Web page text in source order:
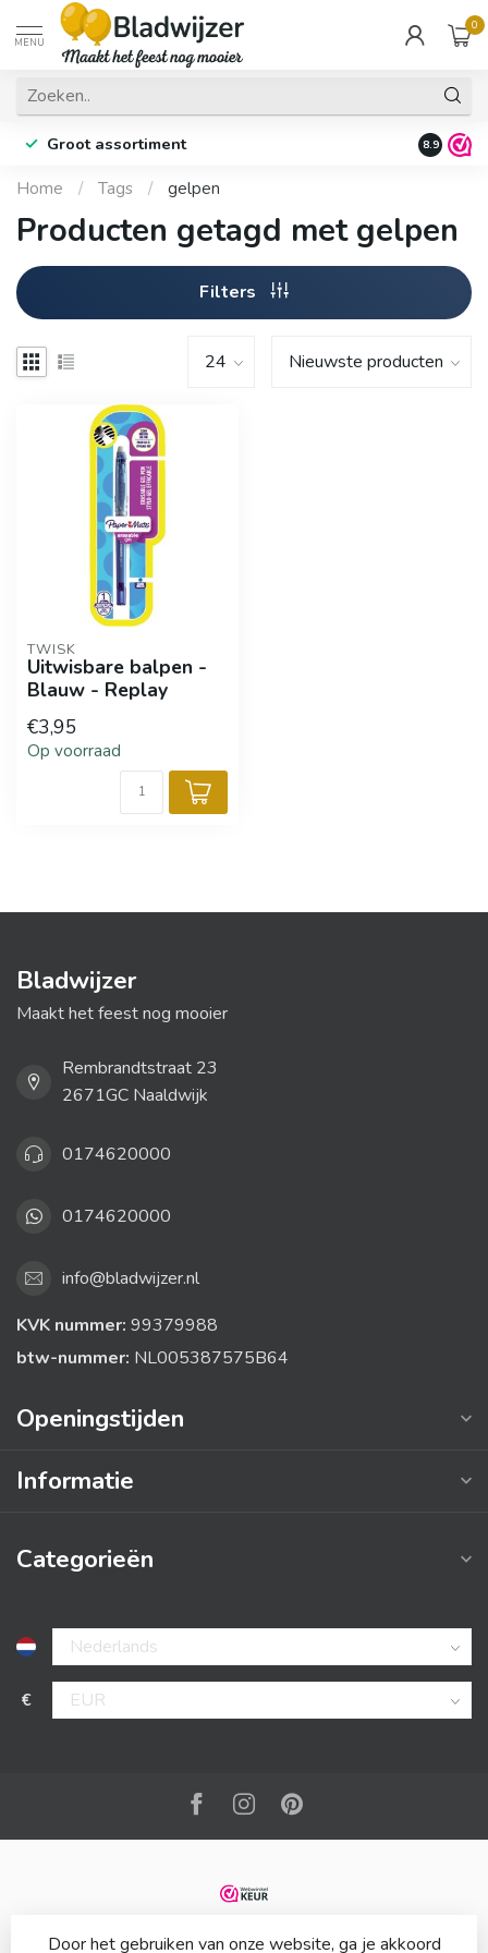
MENU
0
Groot assortiment Fysieke
8.9
Home / Tags / gelpen
Producten getagd met gelpen
Filters
TWISK
Uitwisbare balpen -
Blauw - Replay
€3,95
Op voorraad
Bladwijzer
Maakt het feest nog mooier
Rembrandtstraat 23
2671GC Naaldwijk
0174620000
0174620000
info@bladwijzer.nl
KVK nummer: 99379988
btw-nummer: NL005387575B64
Openingstijden
Informatie
Categorieën
€
Door het gebruiken van onze website, ga je akkoord